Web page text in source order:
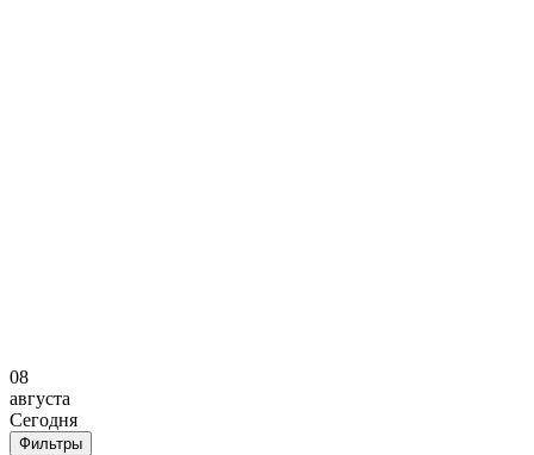
08
августа
Сегодня
Фильтры